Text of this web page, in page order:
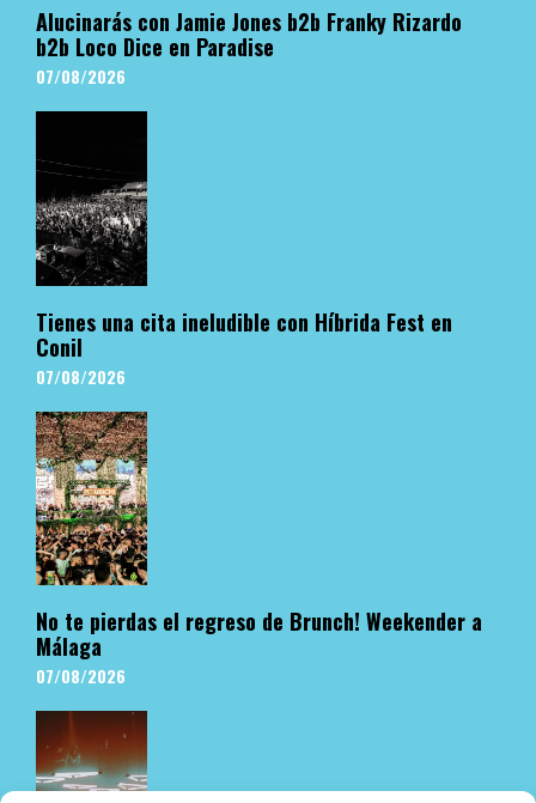
Alucinarás con Jamie Jones b2b Franky Rizardo
b2b Loco Dice en Paradise
07/08/2026
Tienes una cita ineludible con Híbrida Fest en
Conil
07/08/2026
No te pierdas el regreso de Brunch! Weekender a
Málaga
07/08/2026